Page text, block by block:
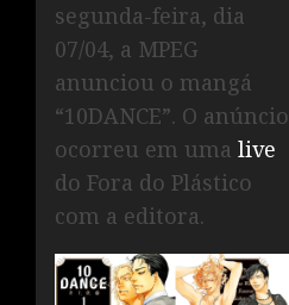
segunda-feira, dia
07/04, a MPEG
anunciou o mangá
“10DANCE”. O anúncio
ocorreu em uma live
do Fora do Plástico
com a editora.